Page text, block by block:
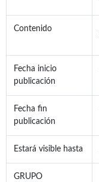
Contenido
Fecha inicio
publicación
Fecha fin
publicación
Estará visible hasta
GRUPO